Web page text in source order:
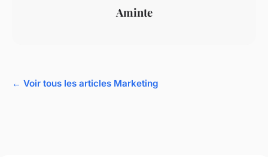
Aminte
← Voir tous les articles Marketing